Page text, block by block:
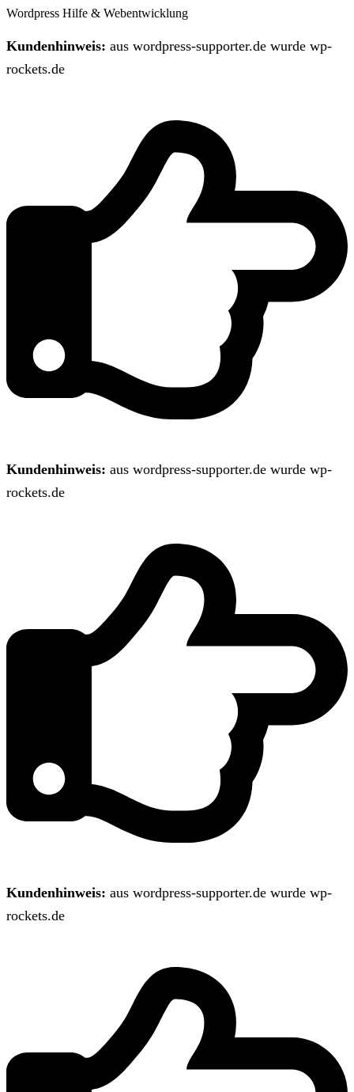
Wordpress Hilfe & Webentwicklung
Kundenhinweis: aus wordpress-supporter.de wurde wp-
rockets.de
Kundenhinweis: aus wordpress-supporter.de wurde wp-
rockets.de
Kundenhinweis: aus wordpress-supporter.de wurde wp-
rockets.de